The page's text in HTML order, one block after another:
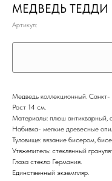
МЕДВЕДЬ
Артикул:
Медведь коллекционный. Санкт-
Рост 14 см.
Материалы: плюш антикварный,
Набивка- мелкие древесные
Туловище: вязание бисером,
Утяжелитель: стеклянный
Глаза стекло Германия.
Единственный экземпляр.